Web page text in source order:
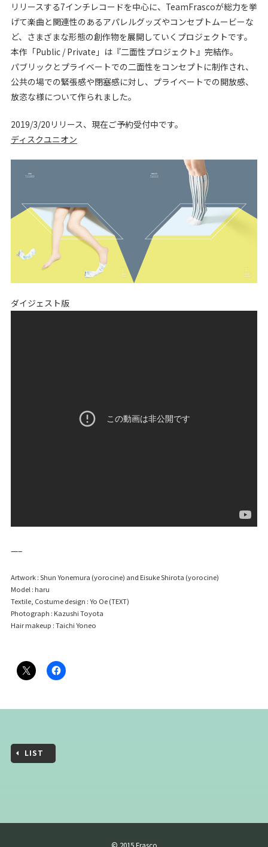
リリースする7インチレコードを中心に、TeamFrascoが総力を挙
げて楽曲と関連性のあるアパレルグッズやコンセプトムービーな
ど、さまざまな形態の創作物を展開していくプロジェクトです。
本作「Public / Private」は『二面性プロジェクト』完結作。
パブリックとプライベートでの二面性をコンセプトに制作され、
公共の場での緊張感や閉塞感に対し、プライベートでの開放感、
放恣な様について作られました。
2019/3/20リリース、現在ご予約受付中です。
ディスクユニオン
ダイジェスト版
—–
Artwork : Shun Yonemura (yorocine) and Eisuke Shirota (yorocine)
Model : haru
Textile, Costume design : Yo Oe (TEXT)
Photograph : Kazushi Toyota
Hair makeup : Taichi Yoneo
LIST